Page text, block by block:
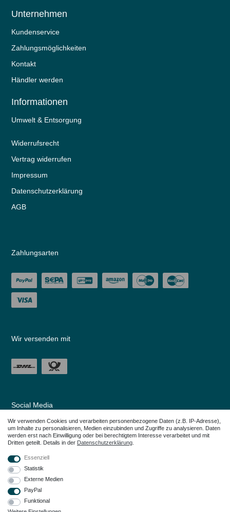
Unternehmen
Kundenservice
Zahlungsmöglichkeiten
Kontakt
Händler werden
Informationen
Umwelt & Entsorgung
Widerrufs­recht
Vertrag widerrufen
Impressum
Daten­schutz­erklärung
AGB
Zahlungsarten
Wir versenden mit
Social Media
Wir verwenden Cookies und verarbeiten personenbezogene Daten (z.B. IP-Adresse),
um Inhalte zu personalisieren, Medien einzubinden und Zugriffe zu analysieren. Daten
werden erst nach Einwilligung oder bei berechtigtem Interesse verarbeitet und mit
Dritten geteilt. Details in der Daten­schutz­erklärung
Essenziell
Statistik
Externe Medien
PayPal
Funktional